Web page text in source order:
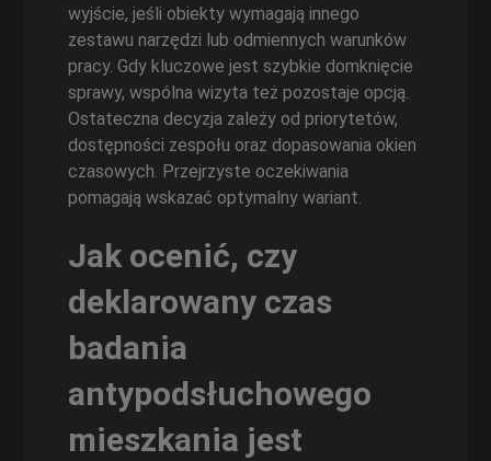
wyjście, jeśli obiekty wymagają innego
zestawu narzędzi lub odmiennych warunków
pracy. Gdy kluczowe jest szybkie domknięcie
sprawy, wspólna wizyta też pozostaje opcją.
Ostateczna decyzja zależy od priorytetów,
dostępności zespołu oraz dopasowania okien
czasowych. Przejrzyste oczekiwania
pomagają wskazać optymalny wariant.
Jak ocenić, czy
deklarowany czas
badania
antypodsłuchowego
mieszkania jest